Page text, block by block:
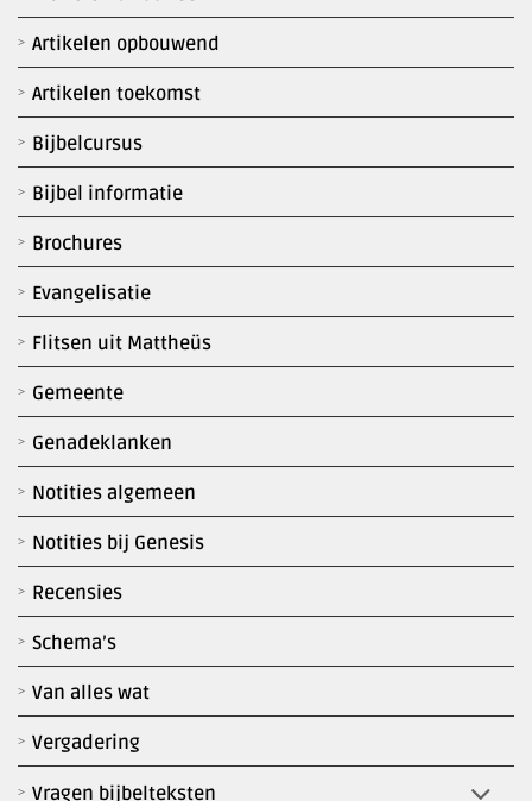
Artikelen opbouwend
Artikelen toekomst
Bijbelcursus
Bijbel informatie
Brochures
Evangelisatie
Flitsen uit Mattheüs
Gemeente
Genadeklanken
Notities algemeen
Notities bij Genesis
Recensies
Schema’s
Van alles wat
Vergadering
Vragen bijbelteksten